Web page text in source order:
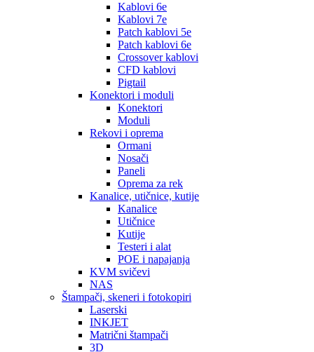
Kablovi 6e
Kablovi 7e
Patch kablovi 5e
Patch kablovi 6e
Crossover kablovi
CFD kablovi
Pigtail
Konektori i moduli
Konektori
Moduli
Rekovi i oprema
Ormani
Nosači
Paneli
Oprema za rek
Kanalice, utičnice, kutije
Kanalice
Utičnice
Kutije
Testeri i alat
POE i napajanja
KVM svičevi
NAS
Štampači, skeneri i fotokopiri
Laserski
INKJET
Matrični štampači
3D